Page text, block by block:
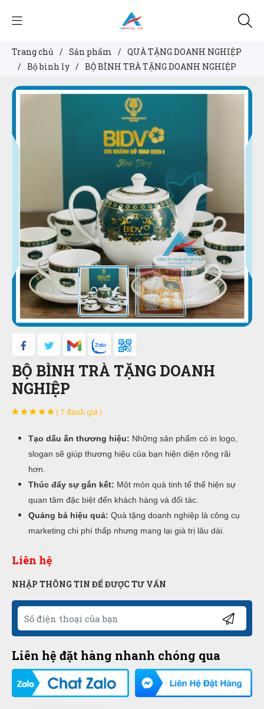
Trang chủ / Sản phẩm / QUÀ TẶNG DOANH NGHIỆP
/ Bộ bình ly / BỘ BÌNH TRÀ TẶNG DOANH NGHIỆP
BỘ BÌNH TRÀ TẶNG DOANH
NGHIỆP
( 7 đánh giá )
Tạo dấu ấn thương hiệu: Những sản phẩm có in logo,
slogan sẽ giúp thương hiệu của bạn hiện diện rộng rãi
hơn.
Thúc đẩy sự gắn kết: Một món quà tinh tế thể hiện sự
quan tâm đặc biệt đến khách hàng và đối tác.
Quảng bá hiệu quả: Quà tặng doanh nghiệp là công cụ
marketing chi phí thấp nhưng mang lại giá trị lâu dài.
Liên hệ
NHẬP THÔNG TIN ĐỂ ĐƯỢC TƯ VẤN
Liên hệ đặt hàng nhanh chóng qua